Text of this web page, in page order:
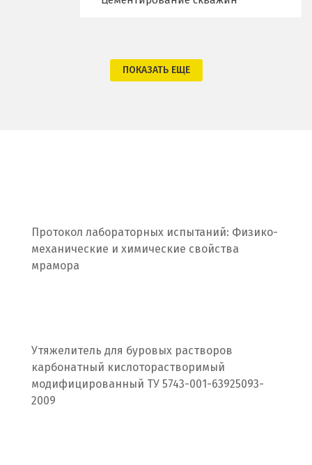
Первоуральск
Псков
Пушкино
ПОКАЗАТЬ ЕЩЕ
Протокол лабораторных испытаний: Физико-
механические и химические свойства
мрамора
Утяжелитель для буровых растворов
карбонатный кислоторастворимый
модифицированный ТУ 5743-001-63925093-
2009